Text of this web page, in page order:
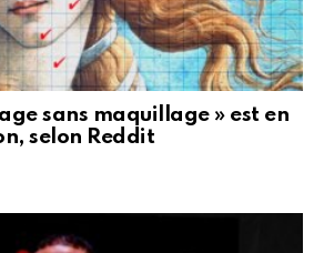
sans maquillage » est en
selon Reddit